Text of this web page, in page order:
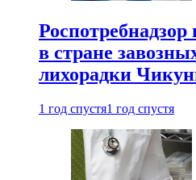
в стране
лихорадки
1 год спустя1 год спустя